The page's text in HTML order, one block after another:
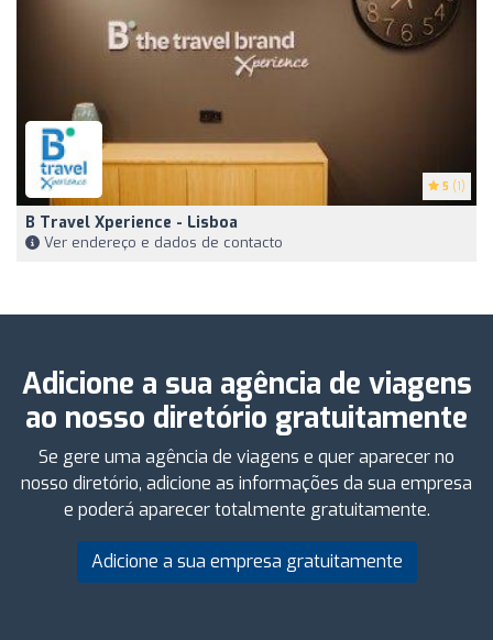
5 (1)
B Travel Xperience - Lisboa
Ver endereço e dados de contacto
Adicione a sua agência de viagens
ao nosso diretório gratuitamente
Se gere uma agência de viagens e quer aparecer no
nosso diretório, adicione as informações da sua empresa
e poderá aparecer totalmente gratuitamente.
Adicione a sua empresa gratuitamente